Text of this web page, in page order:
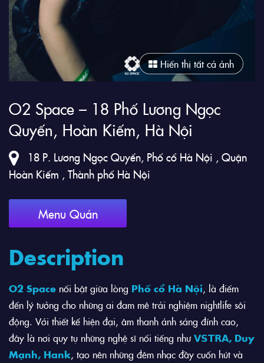
Hiển thị tất cả ảnh
O2 Space – 18 Phố Lương Ngọc
Quyến, Hoàn Kiếm, Hà Nội
18 P. Lương Ngọc Quyến, Phố cổ Hà Nội , Quận
Hoàn Kiếm , Thành phố Hà Nội
Menu Quán
Description
O2 Space nổi bật giữa lòng Phố cổ Hà Nội, là điểm
đến lý tưởng cho những ai đam mê trải nghiệm nightlife sôi
động. Với thiết kế hiện đại, âm thanh ánh sáng đỉnh cao,
đây là nơi quy tụ những nghệ sĩ nổi tiếng như𝗩𝗦𝗧𝗥𝗔, Duy
Mạnh, Hank, tạo nên những đêm nhạc đầy cuốn hút và